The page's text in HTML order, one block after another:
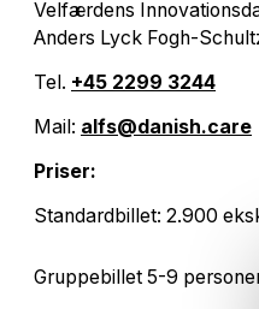
Velfærdens
Anders Lyck Fogh-
Tel. +45 2299 3244
Mail: alfs@danish.care
Priser:
Standardbillet: 2.900
Gruppebillet 5-9